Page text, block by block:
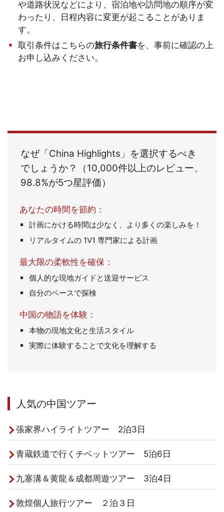
や道路状況などにより、宿泊地や訪問地の順序が変
わったり、日程内容に変更が起こることがありま
す。
取引条件はこちらの旅行条件書を、事前に確認の上
お申し込みください。
なぜ「China Highlights」を選択するべき
でしょうか？（10,000件以上のレビュー、
98.8%が5つ星評価）
あなたの時間を節約：
計画にかける時間は少なく、より多くの楽しみを！
リアルタイムの 1V1 専門家による計画
最大限の柔軟性を確保：
個人的な現地ガイドと送迎サービス
自分のペースで探検
中国の物語を体験：
本物の現地文化と生活スタイル
実際に体験することで文化を理解する
人気の中国ツアー
張家界ハイライトツアー 2泊3日
青蔵鉄道で行くチベットツアー 5泊6日
九寨溝＆黄龍＆成都周遊ツアー 3泊4日
敦煌個人旅行ツアー ２泊３日